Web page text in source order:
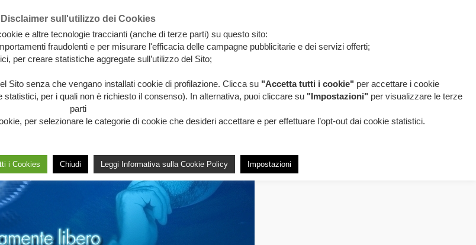
Disclaimer sull'utilizzo dei Cookies
e altre tecnologie traccianti (anche di terze parti) su questo sito:
fraudolenti e per misurare l'efficacia delle campagne pubblicitarie e dei servizi offerti;
per creare statistiche aggregate sull’utilizzo del Sito;
Sito senza che vengano installati cookie di profilazione. Clicca su "Accetta tutti i cookie" per accettare i cookie
per i quali non è richiesto il consenso). In alternativa, puoi cliccare su "Impostazioni" per visualizzare le terze
parti
per selezionare le categorie di cookie che desideri accettare e per effettuare l’opt-out dai cookie statistici.
i Cookies Chiudi Leggi Informativa sulla Cookie Policy Impostazioni